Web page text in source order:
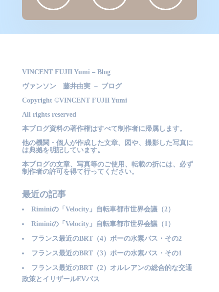
VINCENT FUJII Yumi – Blog
ヴァンソン 藤井由実 － ブログ
Copyright ©VINCENT FUJII Yumi
All rights reserved
本ブログ資料の著作権はすべて制作者に帰属します。
他の機関・個人が作成した文章、図や、撮影した写真に
は典拠を明記しています。
本ブログの文章、写真等のご使用、転載の折には、必ず
制作者の許可を得て行ってください。
最近の記事
Riminiの「Velocity」自転車都市世界会議（2）
Riminiの「Velocity」自転車都市世界会議（1）
フランス最近のBRT（4）ポーの水素バス・その2
フランス最近のBRT（3）ポーの水素バス・その1
フランス最近のBRT（2）オルレアンの総合的な交通
政策とイリザールEVバス